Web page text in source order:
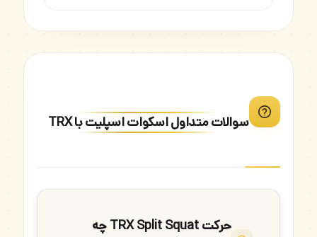
سوالات متداول اسکوات اسپلیت با TRX
حرکت TRX Split Squat چه